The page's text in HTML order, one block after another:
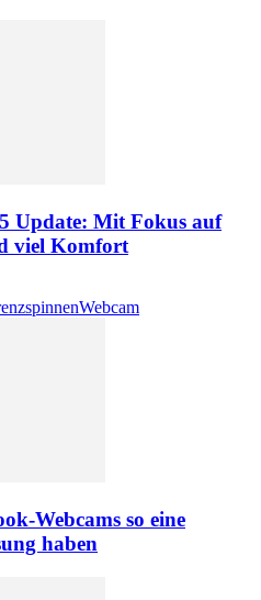
Update: Mit Fokus auf
viel Komfort
Webcam
Webcams so eine
haben